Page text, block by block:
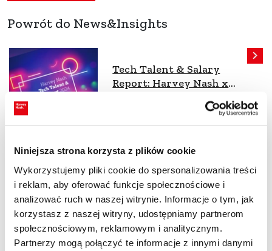
Niniejsza strona korzysta z plików cookie
Wykorzystujemy pliki cookie do spersonalizowania treści
i reklam, aby oferować funkcje społecznościowe i
analizować ruch w naszej witrynie. Informacje o tym, jak
korzystasz z naszej witryny, udostępniamy partnerom
społecznościowym, reklamowym i analitycznym.
Partnerzy mogą połączyć te informacje z innymi danymi
Powrót do News&Insights
Tech Talent & Salary
Report: Harvey Nash x
Digital Leadership Report
2023: The 8 Key Findings
Wideo & Podcast